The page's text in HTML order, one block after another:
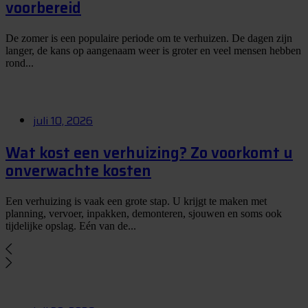
voorbereid
De zomer is een populaire periode om te verhuizen. De dagen zijn
langer, de kans op aangenaam weer is groter en veel mensen hebben
rond...
juli 10, 2026
Wat kost een verhuizing? Zo voorkomt u
onverwachte kosten
Een verhuizing is vaak een grote stap. U krijgt te maken met
planning, vervoer, inpakken, demonteren, sjouwen en soms ook
tijdelijke opslag. Eén van de...